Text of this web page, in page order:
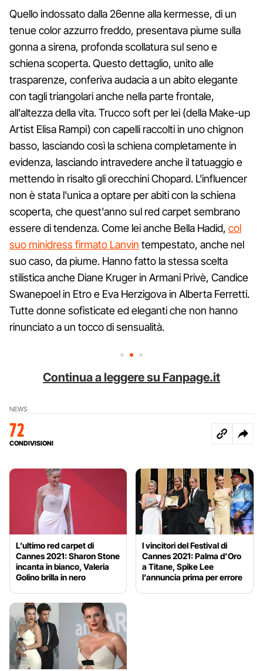
Quello indossato dalla 26enne alla kermesse, di un
tenue color azzurro freddo, presentava piume sulla
gonna a sirena, profonda scollatura sul seno e
schiena scoperta. Questo dettaglio, unito alle
trasparenze, conferiva audacia a un abito elegante
con tagli triangolari anche nella parte frontale,
all'altezza della vita. Trucco soft per lei (della Make-up
Artist Elisa Rampi) con capelli raccolti in uno chignon
basso, lasciando così la schiena completamente in
evidenza, lasciando intravedere anche il tatuaggio e
mettendo in risalto gli orecchini Chopard. L'influencer
non è stata l'unica a optare per abiti con la schiena
scoperta, che quest'anno sul red carpet sembrano
essere di tendenza. Come lei anche Bella Hadid, col
suo minidress firmato Lanvin tempestato, anche nel
suo caso, da piume. Hanno fatto la stessa scelta
stilistica anche Diane Kruger in Armani Privè, Candice
Swanepoel in Etro e Eva Herzigova in Alberta Ferretti.
Tutte donne sofisticate ed eleganti che non hanno
rinunciato a un tocco di sensualità.
Continua a leggere su Fanpage.it
NEWS
72
CONDIVISIONI
L’ultimo red carpet di
Cannes 2021: Sharon Stone
incanta in bianco, Valeria
Golino brilla in nero
I vincitori del Festival di
Cannes 2021: Palma d’Oro
a Titane, Spike Lee
l’annuncia prima per errore